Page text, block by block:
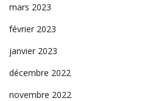
mars 2023
février 2023
janvier 2023
décembre 2022
novembre 2022